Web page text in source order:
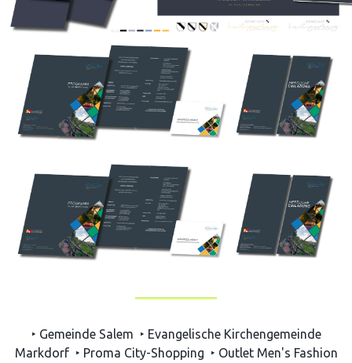
‣ Gemeinde Salem ‣ Evangelische Kirchengemeinde
Markdorf ‣ Proma City-Shopping ‣ Outlet Men's Fashion